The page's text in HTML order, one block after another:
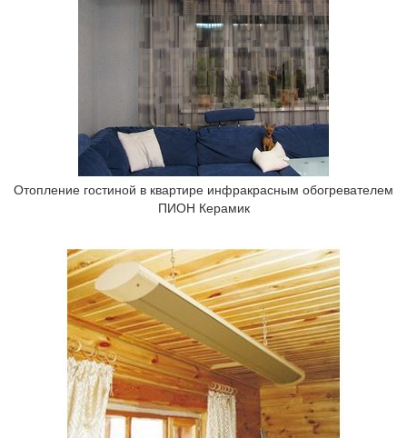
Отопление гостиной в квартире инфракрасным обогревателем
ПИОН Керамик